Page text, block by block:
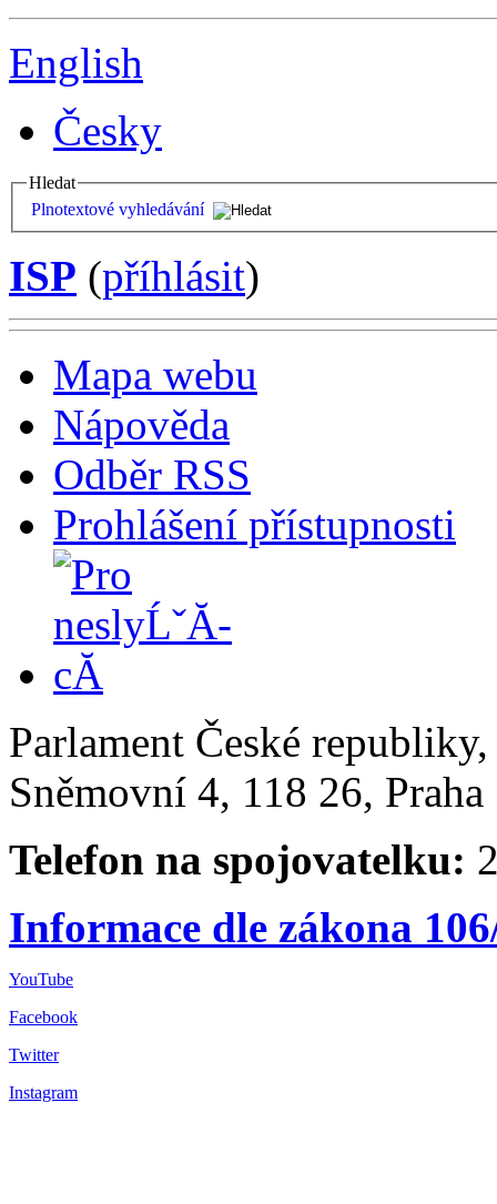
English
Česky
Hledat
Plnotextové vyhledávání
ISP (příhlásit)
Mapa webu
Nápověda
Odběr RSS
Prohlášení přístupnosti
Parlament České
Sněmovní 4, 118 26,
Telefon na spojovatelku:
Informace dle zákona
YouTube
Facebook
Twitter
Instagram